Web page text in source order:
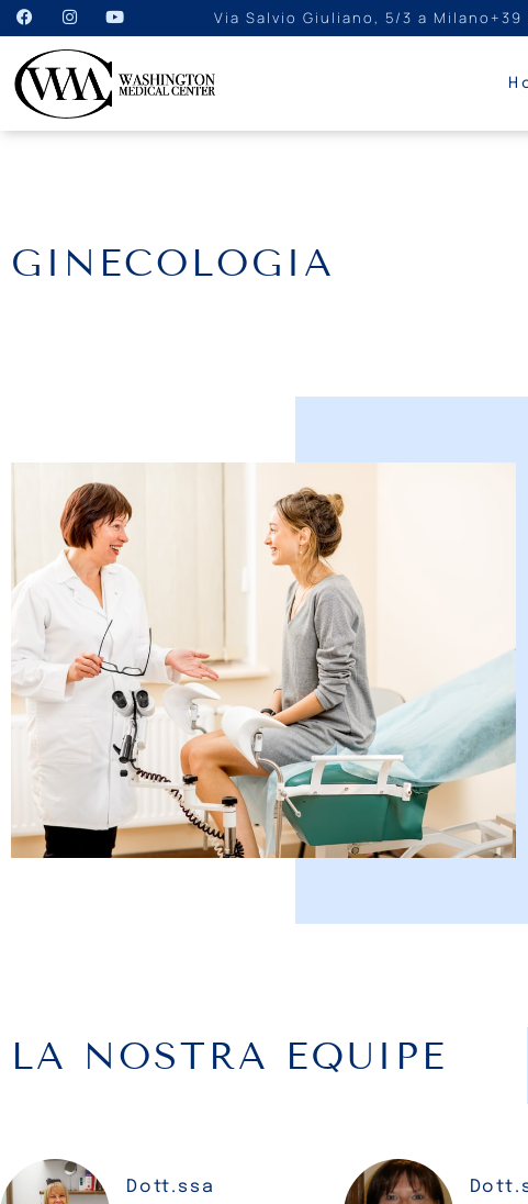
Via Salvio Giuliano, 5/3 a Milano+39
GINECOLOGIA
LA NOSTRA EQUIPE
Dott.ssa